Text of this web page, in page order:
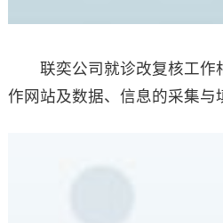
联奕公司就诊改复核工作
作网站及数据、信息的采集与